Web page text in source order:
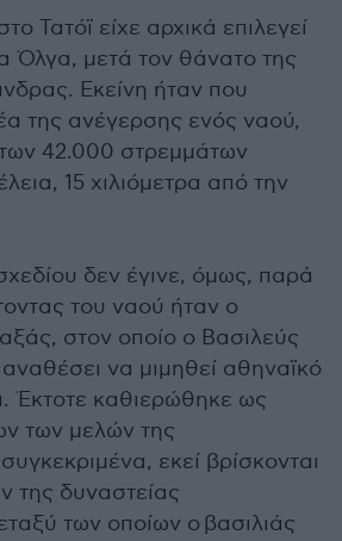
Τατόϊ είχε αρχικά επιλεγεί
Όλγα, μετά τον θάνατο της
Εκείνη ήταν που
της ανέγερσης ενός ναού,
42.000 στρεμμάτων
15 χιλιόμετρα από την
δεν έγινε, όμως, παρά
του ναού ήταν ο
στον οποίο ο Βασιλεύς
αναθέσει να μιμηθεί αθηναϊκό
Έκτοτε καθιερώθηκε ως
των μελών της
εκεί βρίσκονται
της δυναστείας
των οποίων ο βασιλιάς